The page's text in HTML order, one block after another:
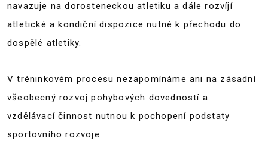
navazuje na dorosteneckou atletiku a dále rozvíjí
atletické a kondiční dispozice nutné k přechodu do
dospělé atletiky.
V tréninkovém procesu nezapomínáme ani na zásadní
všeobecný rozvoj pohybových dovedností a
vzdělávací činnost nutnou k pochopení podstaty
sportovního rozvoje.